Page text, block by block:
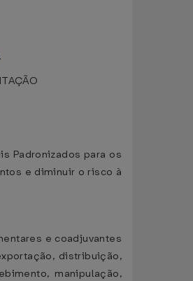
.
Padronizados para os
e diminuir o risco à
e coadjuvantes
distribuição,
manipulação,